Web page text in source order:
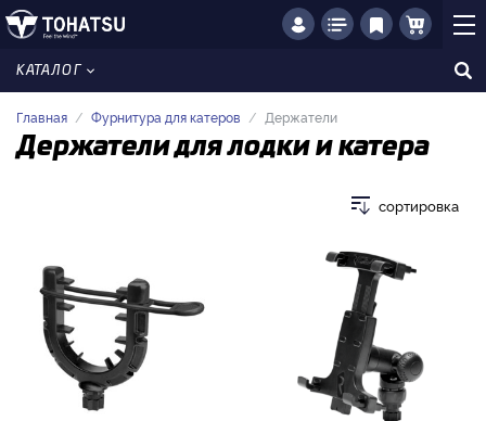
КАТАЛОГ
Главная Фурнитура для катеров Держатели
Держатели для лодки и катера
сортировка